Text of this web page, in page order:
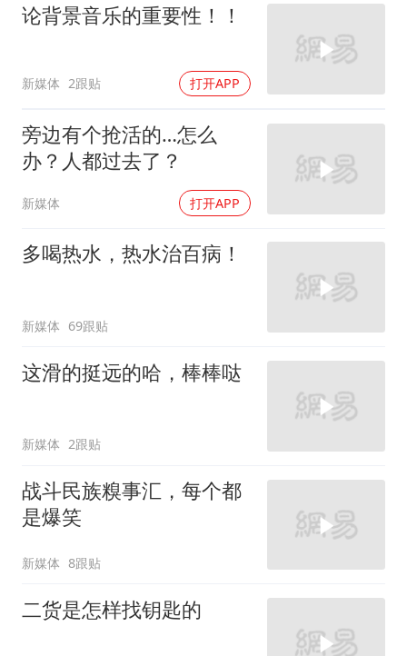
论背景音乐的重要性！！
新媒体 2跟贴 打开APP
旁边有个抢活的…怎么
办？人都过去了？
新媒体 打开APP
多喝热水，热水治百病！
新媒体 69跟贴
这滑的挺远的哈，棒棒哒
新媒体 2跟贴
战斗民族糗事汇，每个都
是爆笑
新媒体 8跟贴
二货是怎样找钥匙的